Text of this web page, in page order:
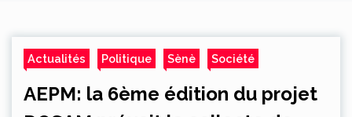
Actualités Politique Sènè Société
AEPM: la 6ème édition du projet